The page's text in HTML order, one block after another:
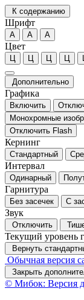
К содержанию
Шрифт
А А А
Цвет
Ц Ц Ц Ц
Дополнительно
Графика
Включить
Монохромные
Отключить Flash
Кернинг
Стандартный
Интервал
Одинарный
Гарнитура
Без засечек С
Звук
Отключить
Текущий уровень
Вернуть
Обычная версия
Закрыть
© Мибок: Версия